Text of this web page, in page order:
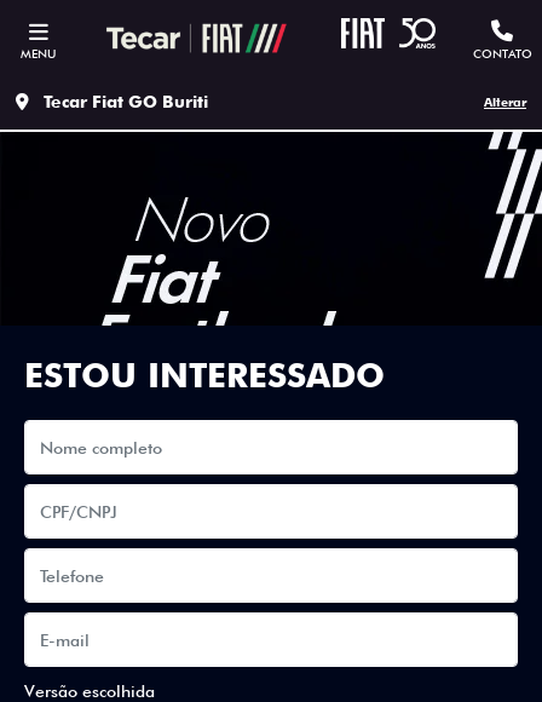
MENU CONTATO
Tecar Fiat GO Buriti Alterar
ESTOU INTERESSADO
Versão escolhida